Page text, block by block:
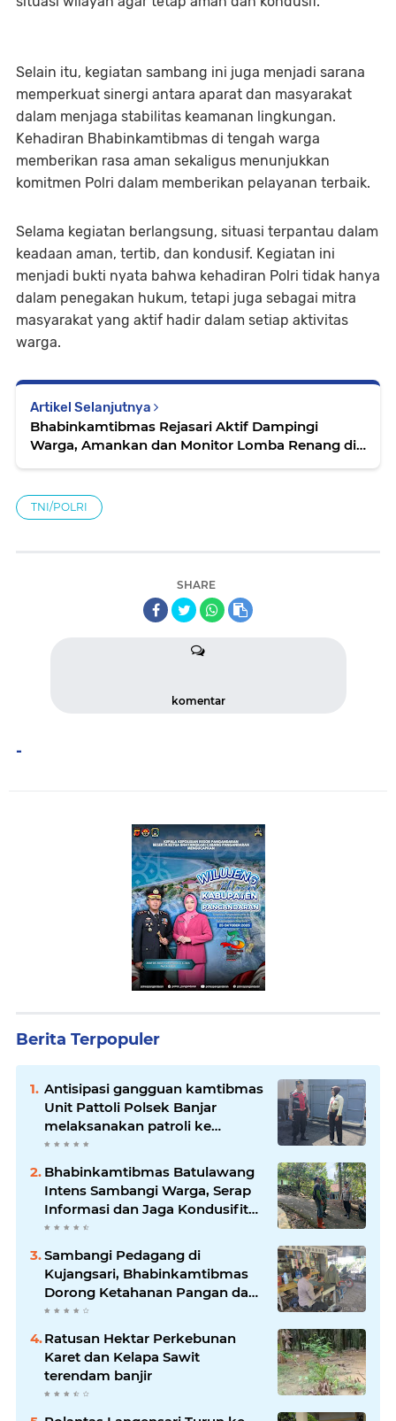
Selain itu, kegiatan sambang ini juga menjadi sarana
memperkuat sinergi antara aparat dan masyarakat
dalam menjaga stabilitas keamanan lingkungan.
Kehadiran Bhabinkamtibmas di tengah warga
memberikan rasa aman sekaligus menunjukkan
komitmen Polri dalam memberikan pelayanan terbaik.
Selama kegiatan berlangsung, situasi terpantau dalam
keadaan aman, tertib, dan kondusif. Kegiatan ini
menjadi bukti nyata bahwa kehadiran Polri tidak hanya
dalam penegakan hukum, tetapi juga sebagai mitra
masyarakat yang aktif hadir dalam setiap aktivitas
warga.
Artikel Selanjutnya
Bhabinkamtibmas Rejasari Aktif Dampingi
Warga, Amankan dan Monitor Lomba Renang di
TNI/POLRI
SHARE
komentar
-
Berita Terpopuler
Antisipasi gangguan kamtibmas
Unit Pattoli Polsek Banjar
melaksanakan patroli ke
tempat-tempat keramaian di
wilayah hukum
Bhabinkamtibmas Batulawang
Intens Sambangi Warga, Serap
Informasi dan Jaga Kondusifitas
Lingkungan
Sambangi Pedagang di
Kujangsari, Bhabinkamtibmas
Dorong Ketahanan Pangan dan
Keamanan Lingkungan
Ratusan Hektar Perkebunan
Karet dan Kelapa Sawit
terendam banjir